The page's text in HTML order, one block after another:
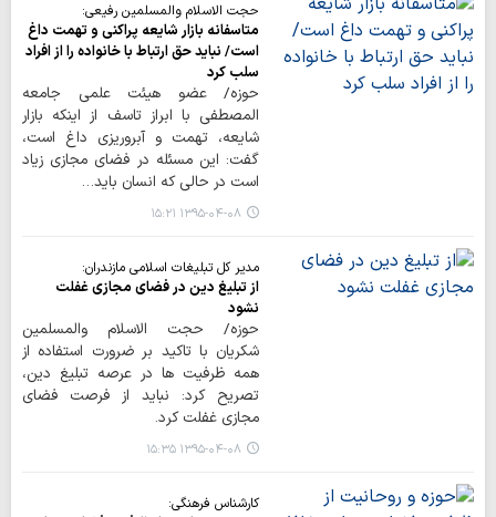
حجت الاسلام والمسلمین رفیعی:
متاسفانه بازار شایعه پراکنی و تهمت داغ
است/ نباید حق ارتباط با خانواده را از افراد
سلب کرد
حوزه/ عضو هیئت علمی جامعه
المصطفی با ابراز تاسف از اینکه بازار
شایعه، تهمت و آبروریزی داغ است،
گفت: این مسئله در فضای مجازی زیاد
است در حالی که انسان باید…
۱۳۹۵-۰۴-۰۸ ۱۵:۲۱
مدیر کل تبلیغات اسلامی مازندران:
از تبلیغ دین در فضای مجازی غفلت
نشود
حوزه/ حجت الاسلام والمسلمین
شکریان با تاکید بر ضرورت استفاده از
همه ظرفیت ها در عرصه تبلیغ دین،
تصریح کرد: نباید از فرصت فضای
مجازی غفلت کرد.
۱۳۹۵-۰۴-۰۸ ۱۵:۳۵
کارشناس فرهنگی: